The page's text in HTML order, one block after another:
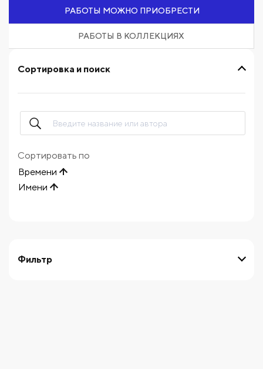
РАБОТЫ МОЖНО ПРИОБРЕСТИ
РАБОТЫ В КОЛЛЕКЦИЯХ
Фильтр
Сортировка и поиск
Сортировать по
Времени
Имени